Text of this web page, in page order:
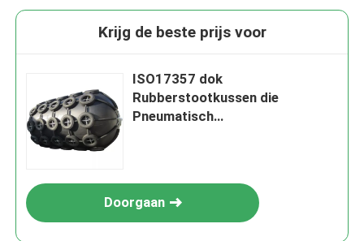
Krijg de beste prijs voor
ISO17357 dok
Rubberstootkussen die
Pneumatisch
Doorgaan